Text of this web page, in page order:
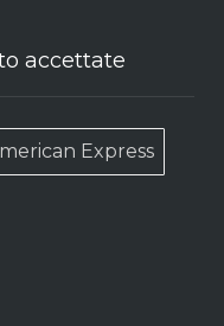
accettate
Express